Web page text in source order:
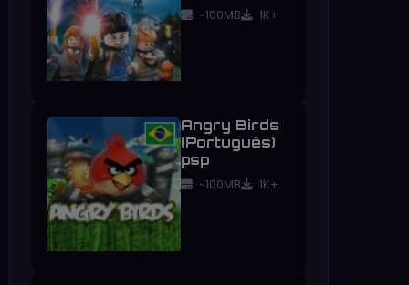
~100MB 1K+
Angry Birds
(Português)
psp
~100MB 1K+